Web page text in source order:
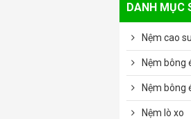
DANH MỤC
Nệm cao
Nệm bông
Nệm bông
Nệm lò xo